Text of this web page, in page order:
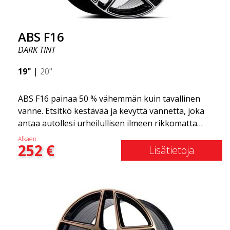
ABS F16
DARK TINT
19" | 20"
ABS F16 painaa 50 % vähemmän kuin tavallinen
vanne. Etsitkö kestävää ja kevyttä vannetta, joka
antaa autollesi urheilullisen ilmeen rikkomatta
pankkia? ABS F16 on oma yrityksemme tarjota
laatutietoisille asiakkaille vanne, joka hyötyy
uusimmista materiaalien ja tuotannon
todellakin eturintamassa!
Alkaen:
252€ Lisätietoja